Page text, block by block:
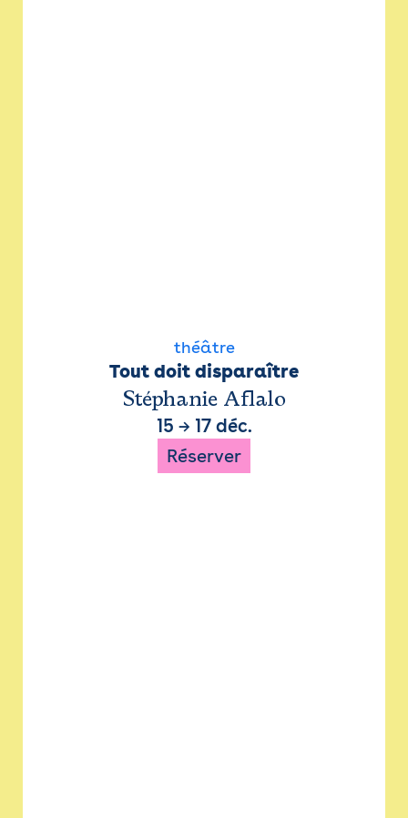
théâtre
Tout doit disparaître
Stéphanie Aflalo
15 → 17 déc.
Réserver